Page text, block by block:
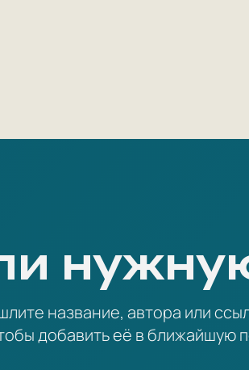
название, автора или
добавить её в ближайшую